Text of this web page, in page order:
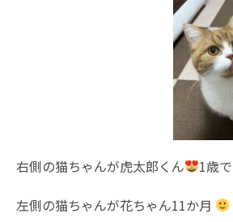
右側の猫ちゃんが虎太郎くん
1歳で
左側の猫ちゃんが花ちゃん11か月